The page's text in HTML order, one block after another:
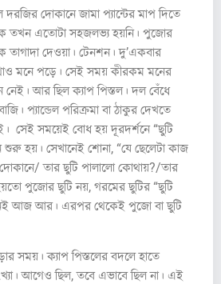
দোকানে জামা প্যান্টের মাপ দিতে
তখন এতোটা সহজলভ্য হয়নি। পুজোর
তাগাদা দেওয়া। টেনশন। দু’একবার
মনে পড়ে। সেই সময় কীরকম মনের
আর ছিল ক্যাপ পিস্তল। দল বেঁধে
প্যান্ডেল পরিক্রমা বা ঠাকুর দেখতে
সেই সময়েই বোধ হয় দূরদর্শনে “ছুটি
শুরু হয়। সেখানেই শোনা, “যে ছেলেটা কাজ
দোকানে/ তার ছুটি পালালো কোথায়?/তার
পুজোর ছুটি নয়, গরমের ছুটির “ছুটি
আজ আর। এরপর থেকেই পুজো বা ছুটি
সময়। ক্যাপ পিস্তলের বদলে হাতে
আগেও ছিল, তবে এভাবে ছিল না। এই